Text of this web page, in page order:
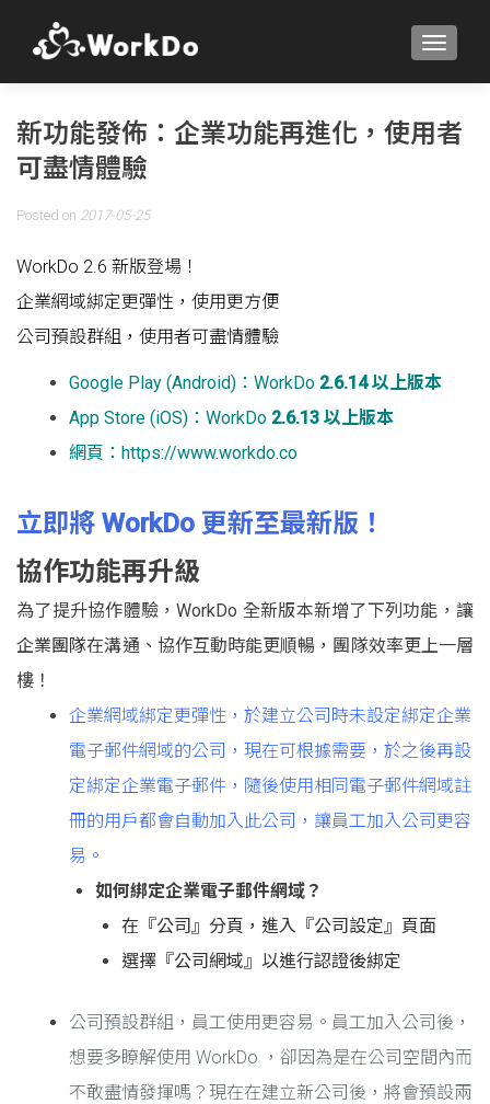
新功能發佈：企業功能再進化，使用者
可盡情體驗
Posted on 2017-05-25
WorkDo 2.6 新版登場！
企業網域綁定更彈性，使用更方便
公司預設群組，使用者可盡情體驗
Google Play (Android)：WorkDo 2.6.14 以上版本
App Store (iOS)：WorkDo 2.6.13 以上版本
網頁： https://www.workdo.co
立即將 WorkDo 更新至最新版！
協作功能再升級
為了提升協作體驗，WorkDo 全新版本新增了下列功能，讓
企業團隊在溝通、協作互動時能更順暢，團隊效率更上一層
樓！
企業網域綁定更彈性，於建立公司時未設定綁定企業
電子郵件網域的公司，現在可根據需要，於之後再設
定綁定企業電子郵件，隨後使用相同電子郵件網域註
冊的用戶都會自動加入此公司，讓員工加入公司更容
易。
如何綁定企業電子郵件網域？
在『公司』分頁，進入『公司設定』頁面
選擇『公司網域』以進行認證後綁定
公司預設群組，員工使用更容易。員工加入公司後，
想要多瞭解使用 WorkDo ，卻因為是在公司空間內而
不敢盡情發揮嗎？現在在建立新公司後，將會預設兩